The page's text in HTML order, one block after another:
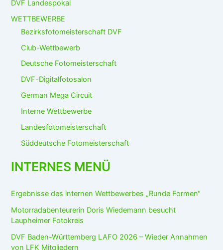
DVF Landespokal
WETTBEWERBE
Bezirksfotomeisterschaft DVF
Club-Wettbewerb
Deutsche Fotomeisterschaft
DVF-Digitalfotosalon
German Mega Circuit
Interne Wettbewerbe
Landesfotomeisterschaft
Süddeutsche Fotomeisterschaft
INTERNES MENÜ
Ergebnisse des internen Wettbewerbes „Runde Formen“
Motorradabenteurerin Doris Wiedemann besucht
Laupheimer Fotokreis
DVF Baden-Württemberg LAFO 2026 – Wieder Annahmen
von LFK Mitgliedern